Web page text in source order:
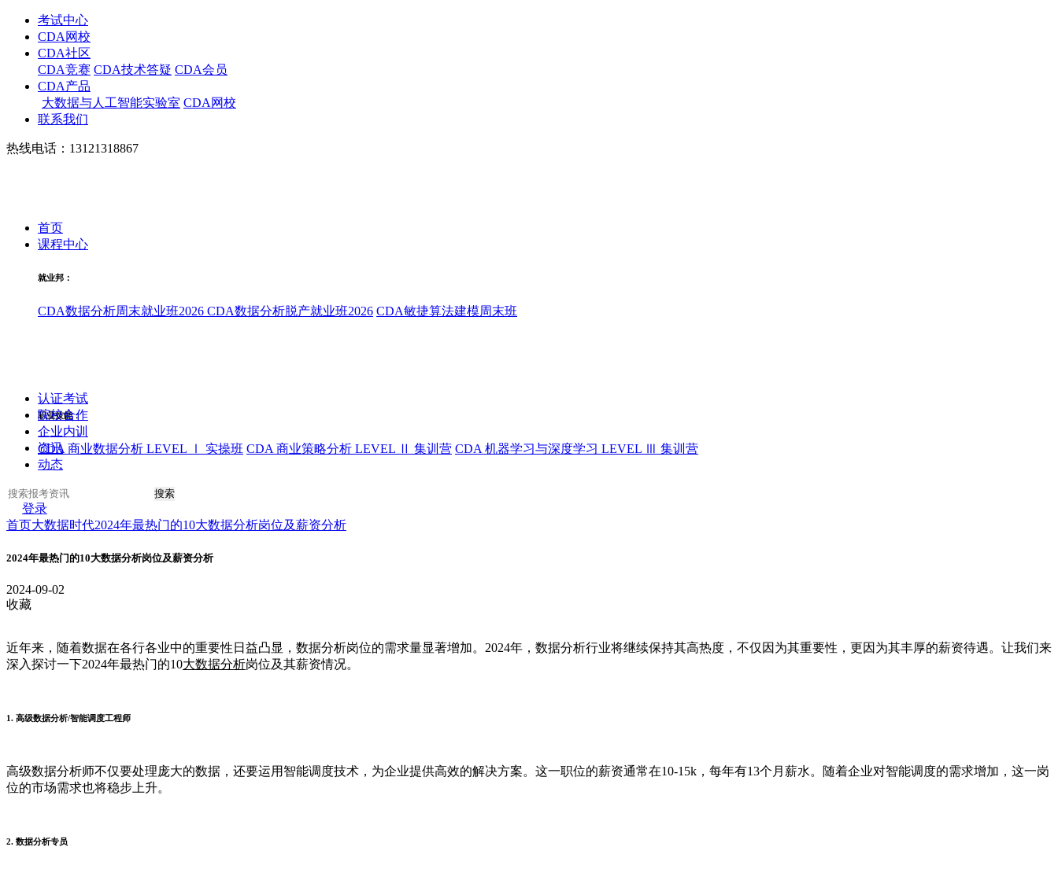
考试中心
CDA网校
CDA社区
CDA竞赛 CDA技术答疑 CDA会员
CDA产品
大数据与人工智能实验室 CDA网校
联系我们
热线电话：13121318867
首页
课程中心
就业邦：
CDA数据分析周末就业班2026 CDA数据分析脱产就业班2026 CDA敏捷算法建模周末班
职业技能：
CDA 商业数据分析 LEVEL Ⅰ 实操班 CDA 商业策略分析 LEVEL Ⅱ 集训营 CDA 机器学习与深度学习 LEVEL Ⅲ 集训营
认证考试
院校合作
企业内训
资讯
动态
搜索
登录
首页大数据时代2024年最热门的10大数据分析岗位及薪资分析
2024年最热门的10大数据分析岗位及薪资分析
2024-09-02
收藏
近年来，随着数据在各行各业中的重要性日益凸显，数据分析岗位的需求量显著增加。2024年，数据分析行业将继续保持其高热度，不仅因为其重要性，更因为其丰厚的薪资待遇。让我们来
深入探讨一下2024年最热门的10大数据分析岗位及其薪资情况。
1. 高级数据分析/智能调度工程师
高级数据分析师不仅要处理庞大的数据，还要运用智能调度技术，为企业提供高效的解决方案。这一职位的薪资通常在10-15k，每年有13个月薪水。随着企业对智能调度的需求增加，这一岗
位的市场需求也将稳步上升。
2. 数据分析专员